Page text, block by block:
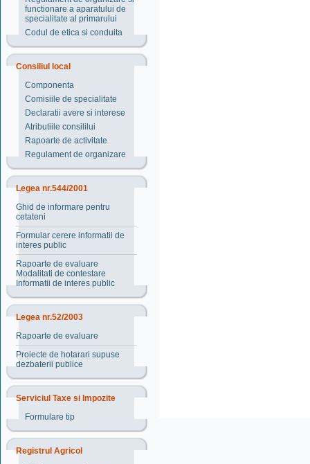
functionare a aparatului de
specialitate al primarului
Codul de etica si conduita
Consiliul local
Componenta
Comisiile de specialitate
Declaratii avere si interese
Atributiile consililui
Rapoarte de activitate
Regulament de organizare
Legea nr.544/2001
Ghid de informare pentru
cetateni
Formular cerere informatii de
interes public
Rapoarte de evaluare
Modalitati de contestare
Informatii de interes public
Legea nr.52/2003
Rapoarte de evaluare
Proiecte de hotarari supuse
dezbaterii publice
Serviciul Taxe si Impozite
Formulare tip
Registrul Agricol